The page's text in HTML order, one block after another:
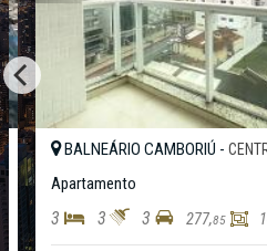
BALNEÁRIO CAMBORIÚ -
Apartamento
3 3 3 277,85